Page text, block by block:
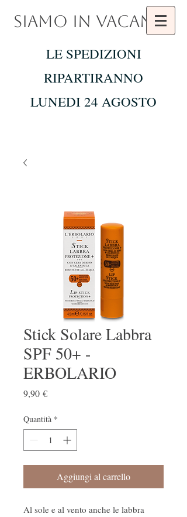
SIAMO IN VACANZA
LE SPEDIZIONI
RIPARTIRANNO
LUNEDI 24 AGOSTO
Stick Solare Labbra
SPF 50+ -
ERBOLARIO
9,90 €Prezzo
Quantità *
Aggiungi al carrello
Al sole e al vento anche le labbra